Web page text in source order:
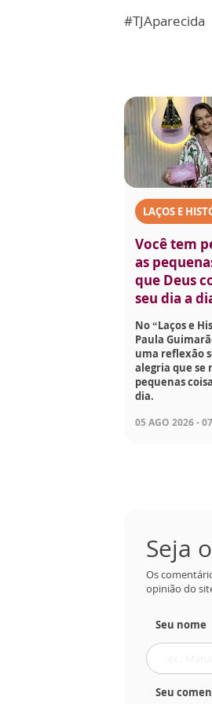
#TJAparecida
LAÇOS E
Você tem
as
que Deus
seu dia a
No “Laços e
Paula
uma reflexão
alegria que se
pequenas
dia.
05 AGO 2026 -
Seja
Os
opinião do
Seu nome
Seu